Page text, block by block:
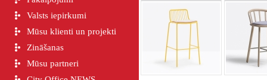
Valsts iepirkumi
Mūsu klienti un projekti
Zināšanas
Mūsu partneri